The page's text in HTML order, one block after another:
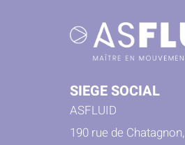
SIEGE SOCIAL
ASFLUID
190 rue de Chatagnon,